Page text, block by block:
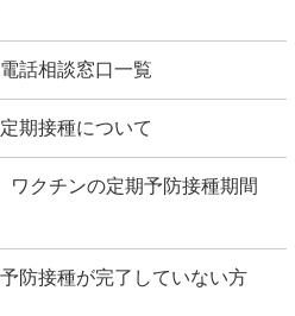
話相談窓口一覧
期接種について
ワクチンの定期予防接種期間
防接種が完了していない方